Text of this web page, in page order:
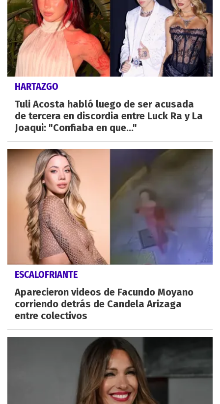
HARTAZGO
Tuli Acosta habló luego de ser acusada
de tercera en discordia entre Luck Ra y La
Joaqui: "Confiaba en que..."
ESCALOFRIANTE
Aparecieron videos de Facundo Moyano
corriendo detrás de Candela Arizaga
entre colectivos